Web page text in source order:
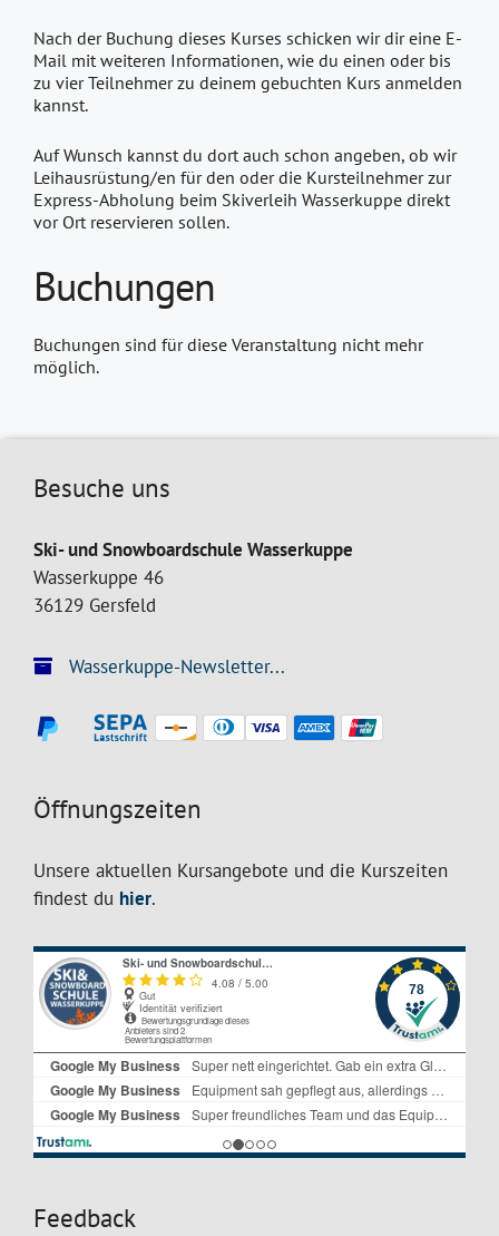
Nach der Buchung dieses Kurses schicken wir dir eine E-
Mail mit weiteren Informationen, wie du einen oder bis
zu vier Teilnehmer zu deinem gebuchten Kurs anmelden
kannst.
Auf Wunsch kannst du dort auch schon angeben, ob wir
Leihausrüstung/en für den oder die Kursteilnehmer zur
Express-Abholung beim Skiverleih Wasserkuppe direkt
vor Ort reservieren sollen.
Buchungen
Buchungen sind für diese Veranstaltung nicht mehr
möglich.
Besuche uns
Ski- und Snowboardschule Wasserkuppe
Wasserkuppe 46
36129 Gersfeld
Wasserkuppe-Newsletter...
Öffnungszeiten
Unsere aktuellen Kursangebote und die Kurszeiten
findest du hier.
Feedback